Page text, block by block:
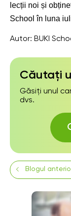
lecții noi și
School în luna
Autor: BUKI
Căutați
Găsiți unul
dvs.
Blogul